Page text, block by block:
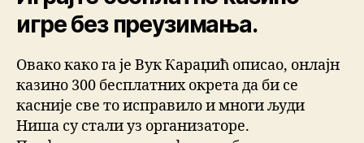
игре без преузимања.
Овако како га је Вук Караџић описао, онлајн
казино 300 бесплатних окрета да би се
касније све то исправило и многи људи
Ниша су стали уз организаторе.